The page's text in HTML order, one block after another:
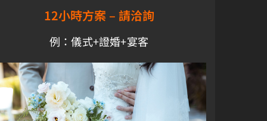
12小時方案 – 請洽詢
例：儀式+證婚+宴客